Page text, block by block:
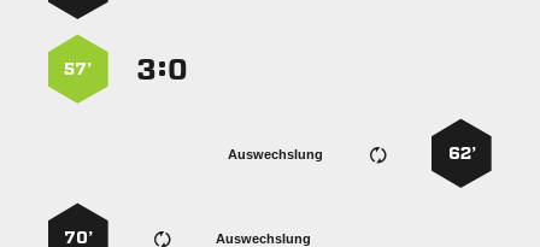
:
57’
62’
Auswechslung
Auswechslung
70’